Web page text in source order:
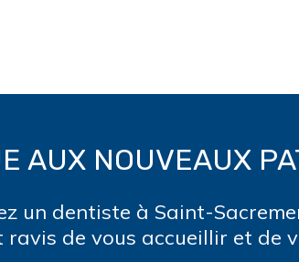
AUX NOUVEAUX
un dentiste à Saint-
de vous accueillir et de